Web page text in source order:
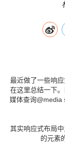
最近做了一些响
在这里总结一下
媒体查询@media
其实响应式布局
的元素